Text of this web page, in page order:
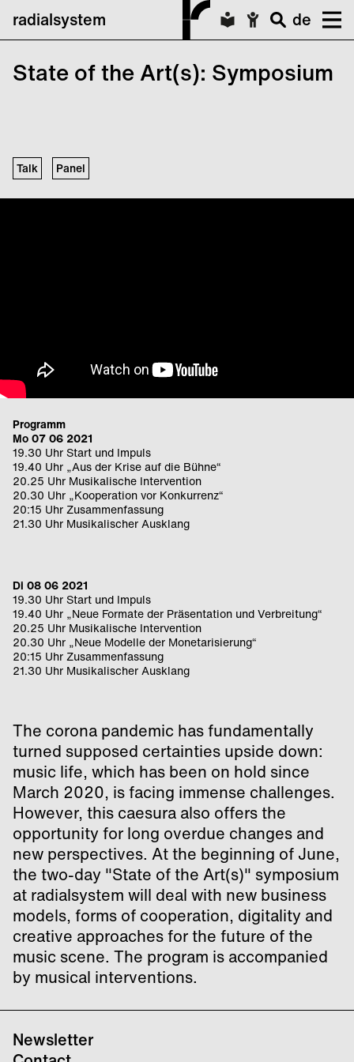
radialsystem de
State of the Art(s): Symposium
Talk Panel
Programm
Mo 07 06 2021
19.30 Uhr Start und Impuls
19.40 Uhr „Aus der Krise auf die Bühne“
20.25 Uhr Musikalische Intervention
20.30 Uhr „Kooperation vor Konkurrenz“
20:15 Uhr Zusammenfassung
21.30 Uhr Musikalischer Ausklang
Di 08 06 2021
19.30 Uhr Start und Impuls
19.40 Uhr „Neue Formate der Präsentation und Verbreitung“
20.25 Uhr Musikalische Intervention
20.30 Uhr „Neue Modelle der Monetarisierung“
20:15 Uhr Zusammenfassung
21.30 Uhr Musikalischer Ausklang
The corona pandemic has fundamentally
turned supposed certainties upside down:
music life, which has been on hold since
March 2020, is facing immense challenges.
However, this caesura also offers the
opportunity for long overdue changes and
new perspectives. At the beginning of June,
the two-day "State of the Art(s)" symposium
at radialsystem will deal with new business
models, forms of cooperation, digitality and
creative approaches for the future of the
music scene. The program is accompanied
by musical interventions.
Newsletter